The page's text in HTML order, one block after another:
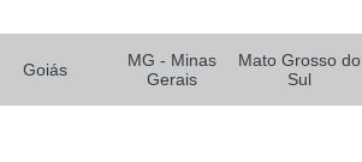
Goiás
MG - Minas
Gerais
Mato Grosso do
Sul